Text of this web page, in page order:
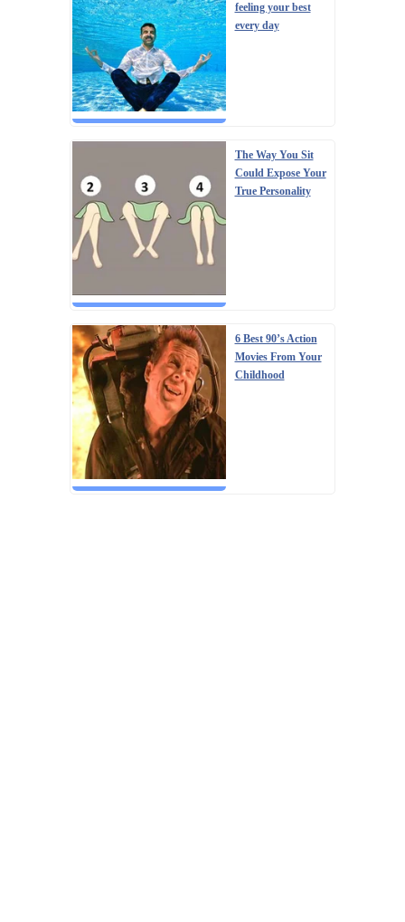
feeling your best
every day
The Way You Sit
Could Expose Your
True Personality
6 Best 90’s Action
Movies From Your
Childhood